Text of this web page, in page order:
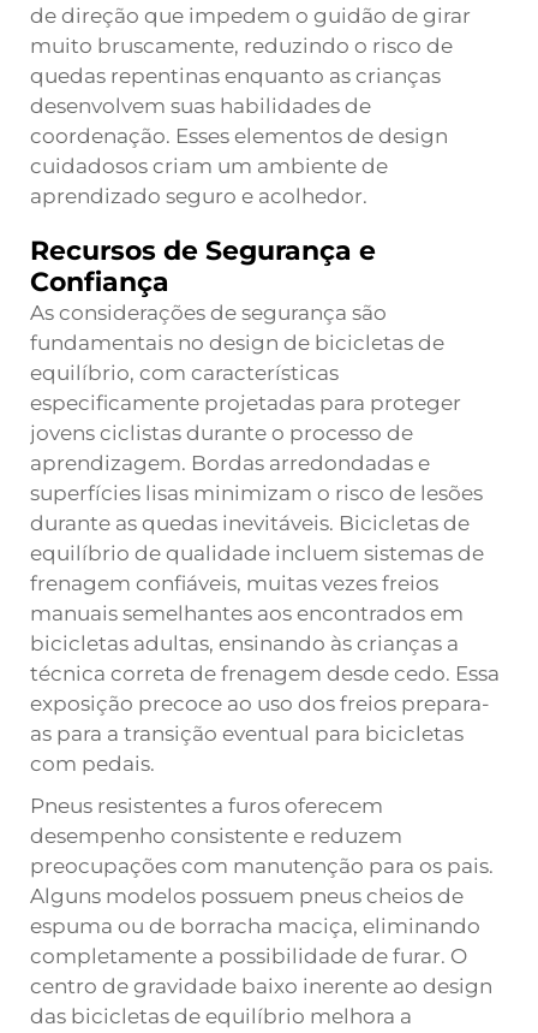
de direção que impedem o guidão de girar
muito bruscamente, reduzindo o risco de
quedas repentinas enquanto as crianças
desenvolvem suas habilidades de
coordenação. Esses elementos de design
cuidadosos criam um ambiente de
aprendizado seguro e acolhedor.
Recursos de Segurança e
Confiança
As considerações de segurança são
fundamentais no design de bicicletas de
equilíbrio, com características
especificamente projetadas para proteger
jovens ciclistas durante o processo de
aprendizagem. Bordas arredondadas e
superfícies lisas minimizam o risco de lesões
durante as quedas inevitáveis. Bicicletas de
equilíbrio de qualidade incluem sistemas de
frenagem confiáveis, muitas vezes freios
manuais semelhantes aos encontrados em
bicicletas adultas, ensinando às crianças a
técnica correta de frenagem desde cedo. Essa
exposição precoce ao uso dos freios prepara-
as para a transição eventual para bicicletas
com pedais.
Pneus resistentes a furos oferecem
desempenho consistente e reduzem
preocupações com manutenção para os pais.
Alguns modelos possuem pneus cheios de
espuma ou de borracha maciça, eliminando
completamente a possibilidade de furar. O
centro de gravidade baixo inerente ao design
das bicicletas de equilíbrio melhora a